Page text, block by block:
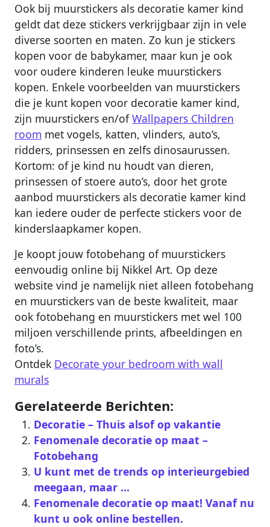
Ook bij muurstickers als decoratie kamer kind
geldt dat deze stickers verkrijgbaar zijn in vele
diverse soorten en maten. Zo kun je stickers
kopen voor de babykamer, maar kun je ook
voor oudere kinderen leuke muurstickers
kopen. Enkele voorbeelden van muurstickers
die je kunt kopen voor decoratie kamer kind,
zijn muurstickers en/ofWallpapers Children
room met vogels, katten, vlinders, auto’s,
ridders, prinsessen en zelfs dinosaurussen.
Kortom: of je kind nu houdt van dieren,
prinsessen of stoere auto’s, door het grote
aanbod muurstickers als decoratie kamer kind
kan iedere ouder de perfecte stickers voor de
kinderslaapkamer kopen.
Je koopt jouw fotobehang of muurstickers
eenvoudig online bij Nikkel Art. Op deze
website vind je namelijk niet alleen fotobehang
en muurstickers van de beste kwaliteit, maar
ook fotobehang en muurstickers met wel 100
miljoen verschillende prints, afbeeldingen en
foto’s.
Ontdek Decorate your bedroom with wall
murals
Gerelateerde Berichten:
Decoratie – Thuis alsof op vakantie
Fenomenale decoratie op maat –
Fotobehang
U kunt met de trends op interieurgebied
meegaan, maar …
Fenomenale decoratie op maat! Vanaf nu
kunt u ook online bestellen.